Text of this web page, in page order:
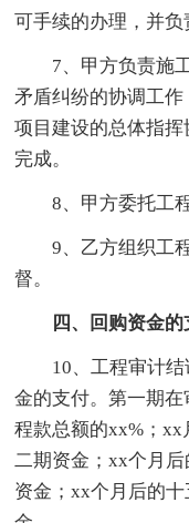
可手续的办理，并负
7、甲方负责施工
矛盾纠纷的协调工
项目建设的总体指
完成。
8、甲方委托工程
9、乙方组织工程
督。
四、回购资金
10、工程审计结
金的支付。第一期
程款总额的xx%；
二期资金；xx个月
资金；xx个月后的